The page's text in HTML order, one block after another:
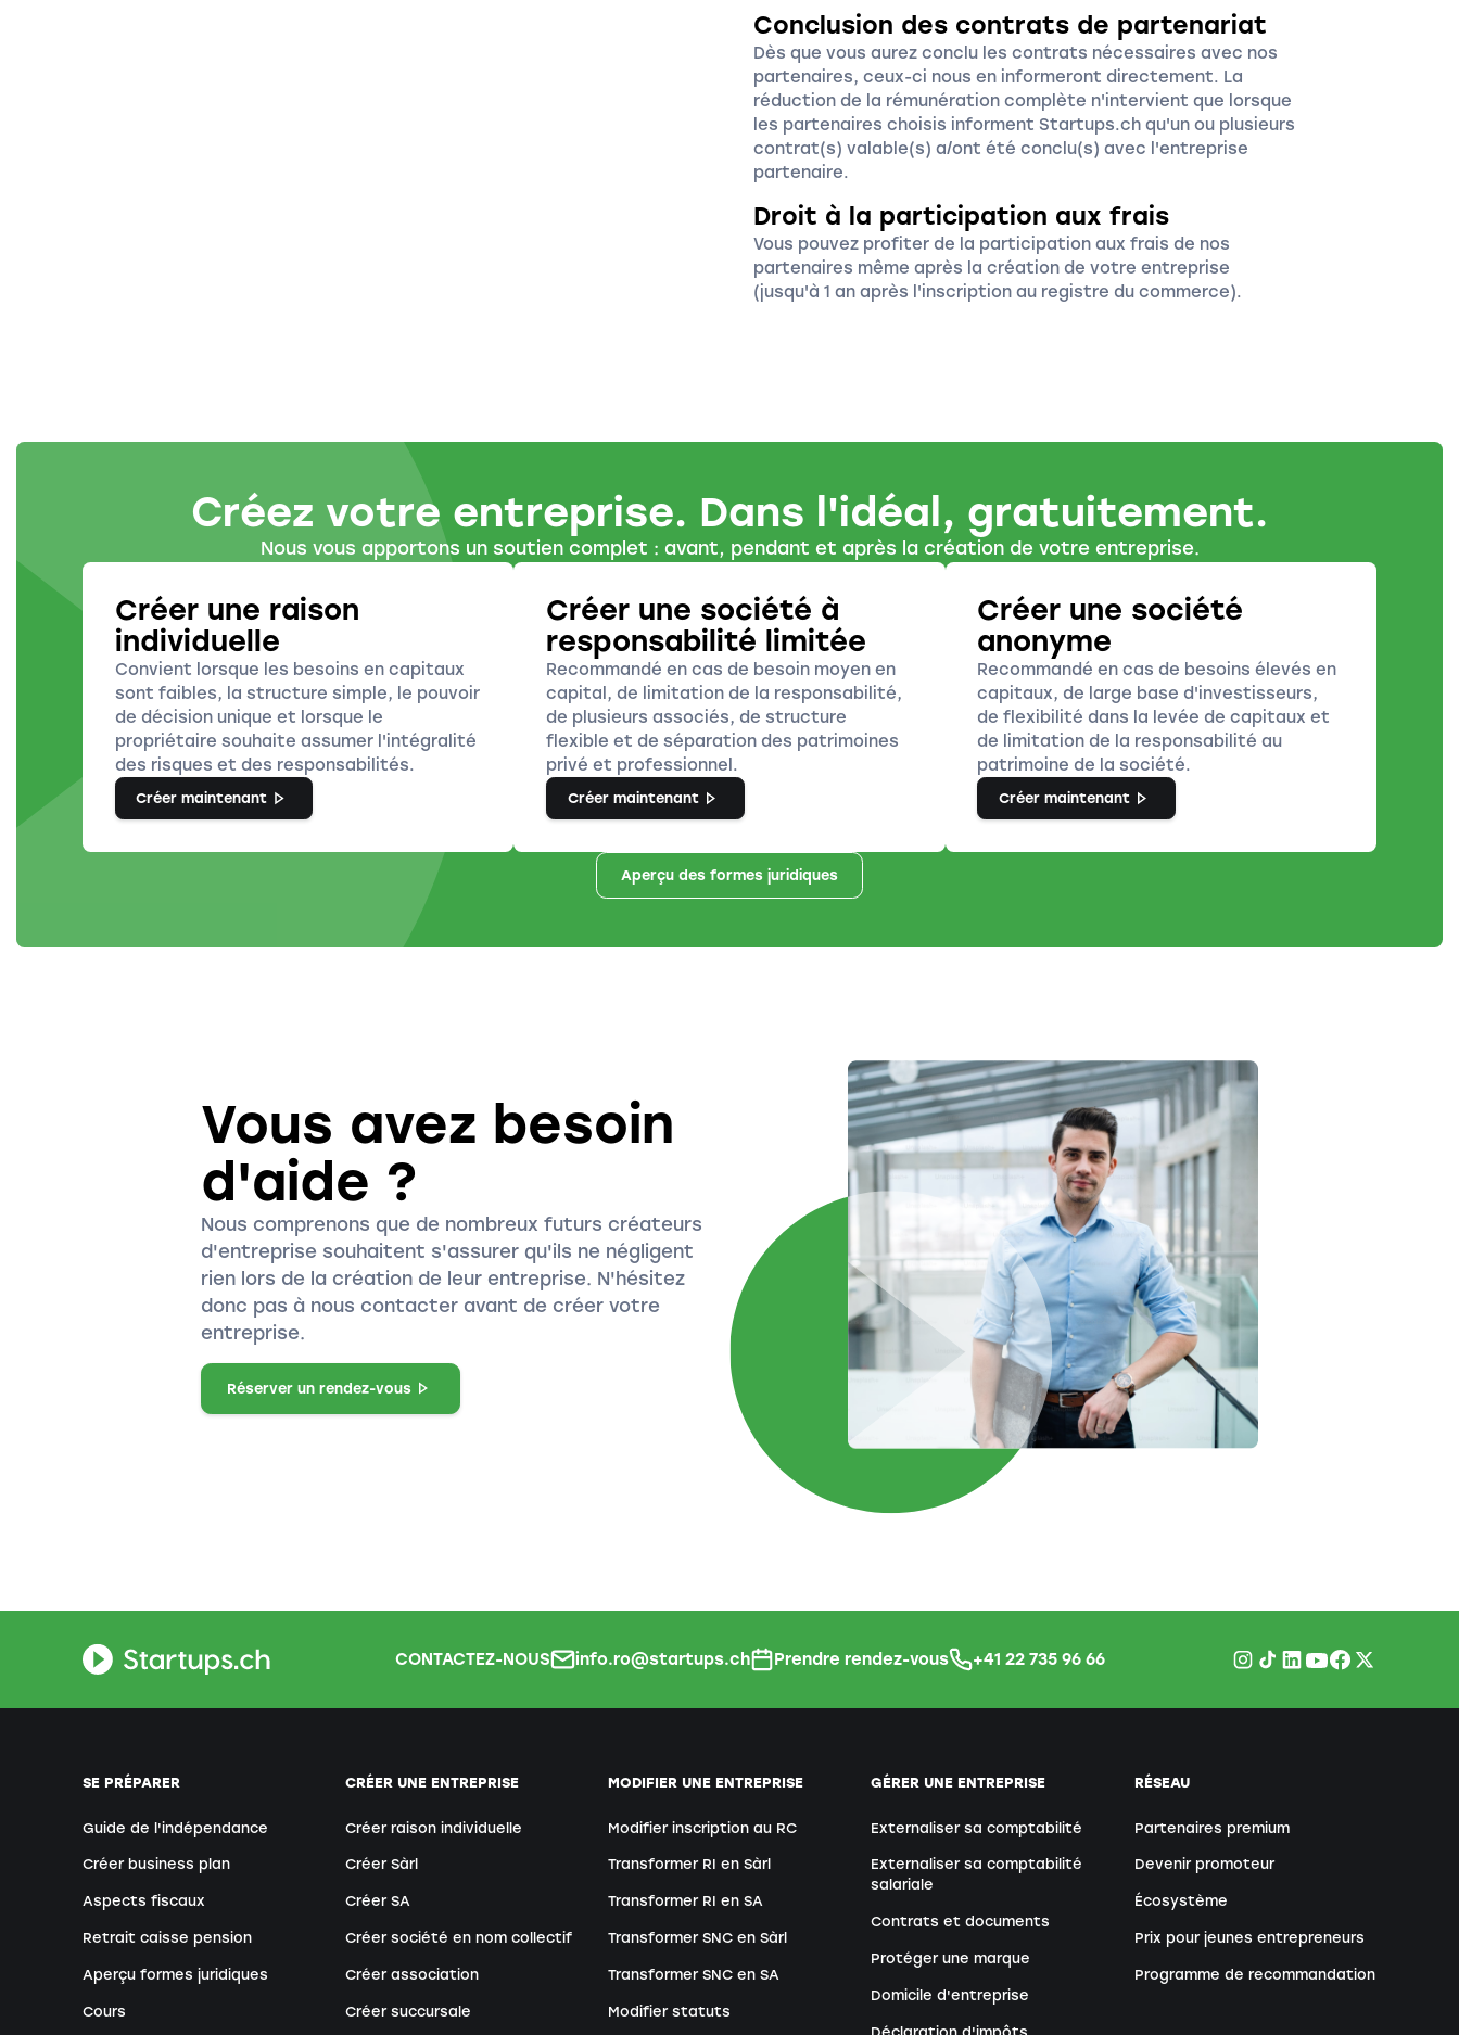
Conclusion des contrats de partenariat
Dès que vous aurez conclu les contrats nécessaires avec nos
partenaires, ceux-ci nous en informeront directement. La
réduction de la rémunération complète n'intervient que lorsque
les partenaires choisis informent Startups.ch qu'un ou plusieurs
contrat(s) valable(s) a/ont été conclu(s) avec l'entreprise
partenaire.
Droit à la participation aux frais
Vous pouvez profiter de la participation aux frais de nos
partenaires même après la création de votre entreprise
(jusqu'à 1 an après l'inscription au registre du commerce).
Créez votre entreprise. Dans l'idéal, gratuitement.
Nous vous apportons un soutien complet : avant, pendant et après la création de votre entreprise.
Créer une raison
individuelle
Convient lorsque les besoins en capitaux
sont faibles, la structure simple, le pouvoir
de décision unique et lorsque le
propriétaire souhaite assumer l'intégralité
des risques et des responsabilités.
Créer maintenant
Créer une société à
responsabilité limitée
Recommandé en cas de besoin moyen en
capital, de limitation de la responsabilité,
de plusieurs associés, de structure
flexible et de séparation des patrimoines
privé et professionnel.
Créer maintenant
Créer une société
anonyme
Recommandé en cas de besoins élevés en
capitaux, de large base d'investisseurs,
de flexibilité dans la levée de capitaux et
de limitation de la responsabilité au
patrimoine de la société.
Créer maintenant
Aperçu des formes juridiques
Vous avez besoin
d'aide ?
Nous comprenons que de nombreux futurs créateurs
d'entreprise souhaitent s'assurer qu'ils ne négligent
rien lors de la création de leur entreprise. N'hésitez
donc pas à nous contacter avant de créer votre
entreprise.
Réserver un rendez-vous
CONTACTEZ-NOUS info.ro@startups.ch Prendre rendez-vous +41 22 735 96 66
SE PRÉPARER
Guide de l'indépendance
Créer business plan
Aspects fiscaux
Retrait caisse pension
Aperçu formes juridiques
Cours
CRÉER UNE ENTREPRISE
Créer raison individuelle
Créer Sàrl
Créer SA
Créer société en nom collectif
Créer association
Créer succursale
MODIFIER UNE ENTREPRISE
Modifier inscription au RC
Transformer RI en Sàrl
Transformer RI en SA
Transformer SNC en Sàrl
Transformer SNC en SA
Modifier statuts
GÉRER UNE ENTREPRISE
Externaliser sa comptabilité
Externaliser sa comptabilité
salariale
Contrats et documents
Protéger une marque
Domicile d'entreprise
RÉSEAU
Partenaires premium
Devenir promoteur
Écosystème
Prix pour jeunes entrepreneurs
Programme de recommandation